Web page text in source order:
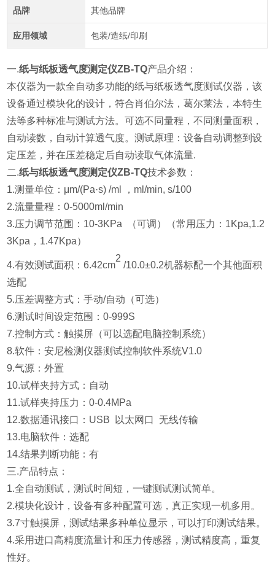
品牌 其他品牌
应用领域 包装/造纸/印刷
一.纸与纸板透气度测定仪ZB-TQ产品介绍：
本仪器为一款全自动多功能的纸与纸板透气度测试仪器，该
设备通过模块化的设计，符合肖伯尔法，葛尔莱法，本特生
法等多种标准与测试方法。可选不同量程，不同测量面积，
自动读数，自动计算透气度。测试原理：设备自动调整到设
定压差，并在压差稳定后自动读取气体流量.
二.纸与纸板透气度测定仪ZB-TQ技术参数：
1.测量单位：μm/(Pa·s) /ml ，ml/min, s/100
2.流量量程：0-5000ml/min
3.压力调节范围：10-3KPa （可调）（常用压力：1Kpa,1.2
3Kpa，1.47Kpa）
4.有效测试面积：6.42cm
2
/10.0±0.2机器标配一个其他面积
选配
5.压差调整方式：手动/自动（可选）
6.测试时间设定范围：0-999S
7.控制方式：触摸屏（可以选配电脑控制系统）
8.软件：安尼检测仪器测试控制软件系统V1.0
9.气源：外置
10.试样夹持方式：自动
11.试样夹持压力：0-0.4MPa
12.数据通讯接口：USB 以太网口 无线传输
13.电脑软件：选配
14.结果判断功能：有
三.产品特点：
1.全自动测试，测试时间短，一键测试测试简单。
2.模块化设计，设备有多种配置可选，真正实现一机多用。
3.7寸触摸屏，测试结果多种单位显示，可以打印测试结果。
4.采用进口高精度流量计和压力传感器，测试精度高，重复
性好。